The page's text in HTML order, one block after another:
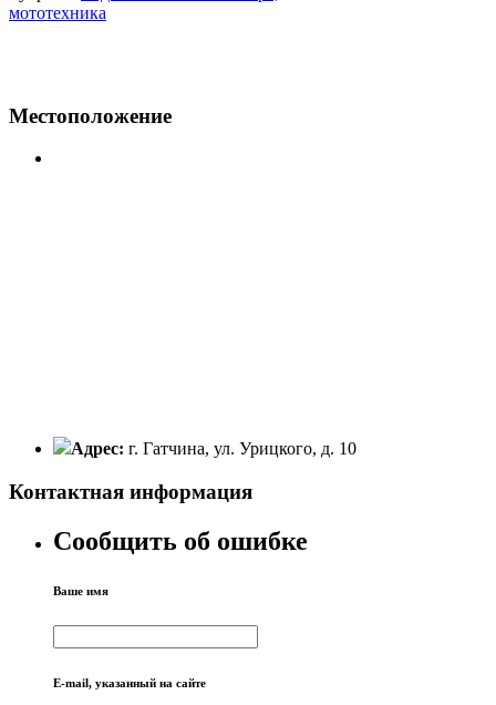
мототехника
Местоположение
Адрес: г. Гатчина, ул. Урицкого, д. 10
Контактная информация
Сообщить об ошибке
Ваше имя
E-mail, указанный на сайте